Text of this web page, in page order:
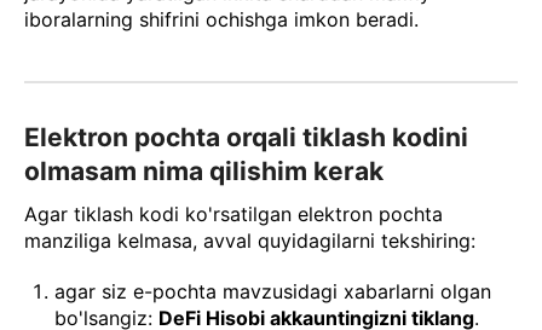
iboralarning shifrini ochishga imkon beradi.
Elektron pochta orqali tiklash kodini
olmasam nima qilishim kerak
Agar tiklash kodi ko'rsatilgan elektron pochta
manziliga kelmasa, avval quyidagilarni tekshiring:
agar siz e-pochta mavzusidagi xabarlarni olgan
bo'lsangiz: DeFi Hisobi akkauntingizni tiklang.